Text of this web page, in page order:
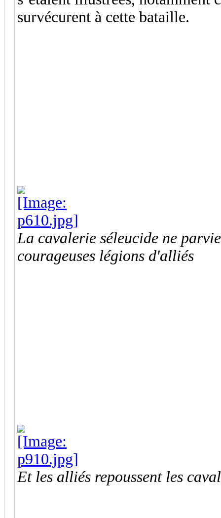
survécurent à cette bataille.
La cavalerie séleucide ne
courageuses légions d'alliés
Et les alliés repoussent les